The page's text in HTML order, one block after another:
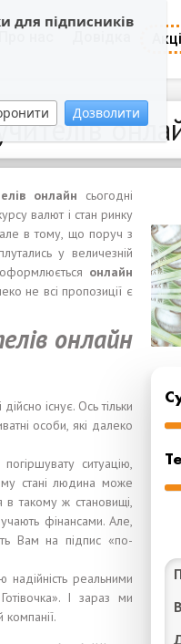
для підписників
Дозволити
івонлайн сьогодні
валют і стан ринку
в тому, що поруч з
у величезній
оформлюється онлайн
не всі пропозиції є
онлайн
існує. Ось тільки
особи, які далеко
ситуацію,
стані людина може
в такому ж становищі,
фінансами. Але,
Вам на підпис «по-
реальними
І зараз ми
компанії.